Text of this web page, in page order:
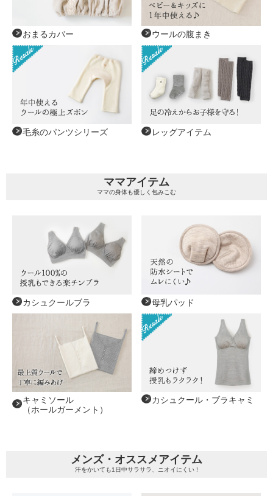
おまるカバー ウールの腹まき
毛糸のパンツシリーズ レッグアイテム
ママアイテム
ママの身体も優しく包みこむ
カシュクールブラ 母乳パッド
キャミソール
（ホールガーメント）
カシュクール・ブラキャミ
メンズ・オススメアイテム
汗をかいても1日中サラサラ、ニオイにくい !